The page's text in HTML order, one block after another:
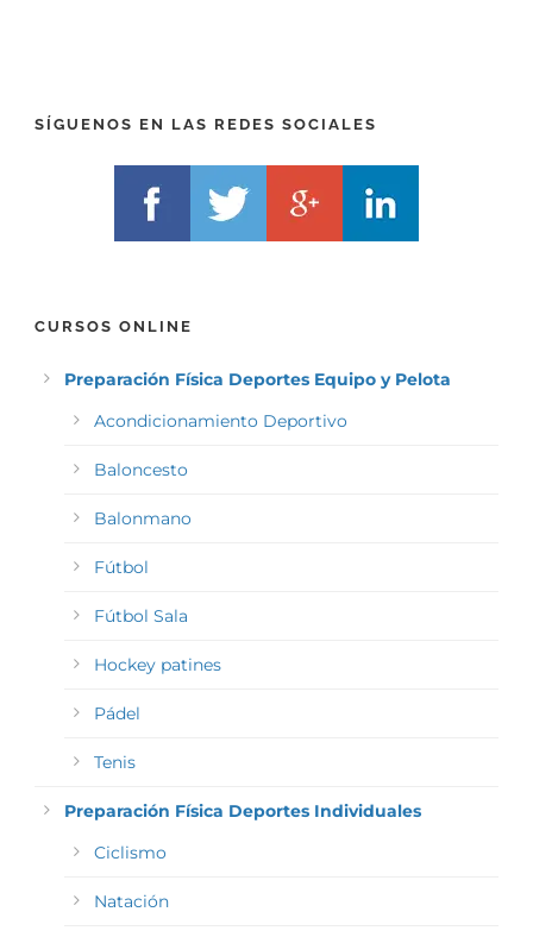
SÍGUENOS EN LAS REDES SOCIALES
CURSOS ONLINE
Preparación Física Deportes Equipo y Pelota
Acondicionamiento Deportivo
Baloncesto
Balonmano
Fútbol
Fútbol Sala
Hockey patines
Pádel
Tenis
Preparación Física Deportes Individuales
Ciclismo
Natación